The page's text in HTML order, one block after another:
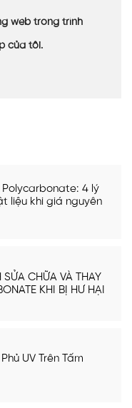
web trong trình
của tôi.
Polycarbonate: 4 lý
liệu khi giá nguyên
CHỮA VÀ THAY
KHI BỊ HƯ HẠI
UV Trên Tấm